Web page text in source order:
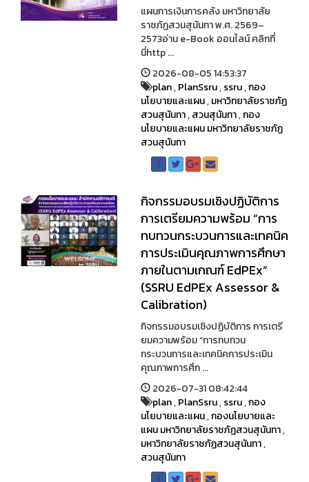
แผนการเงินการคลัง มหาวิทยาลัย
ราชภัฏสวนสุนันทา พ.ศ. 2569–
2573อ่าน e-Book ออนไลน์ คลิกที่
นี่http ...
2026-08-05 14:53:37
plan,PlanSsru,ssru,กอง
นโยบายและแผน,มหาวิทยาลัยราชภัฏ
สวนสุนันทา,สวนสุนันทา,กอง
นโยบายและแผน มหาวิทยาลัยราชภัฏ
สวนสุนันทา
กิจกรรมอบรมเชิงปฏิบัติการ
การเตรียมความพร้อม “การ
ทบทวนกระบวนการและเทคนิค
การประเมินคุณภาพการศึกษา
ภายในตามเกณฑ์ EdPEx”
(SSRU EdPEx Assessor &
Calibration)
กิจกรรมอบรมเชิงปฏิบัติการ การเตรี
ยมความพร้อม “การทบทวน
กระบวนการและเทคนิคการประเมิน
คุณภาพการศึก ...
2026-07-31 08:42:44
plan,PlanSsru,ssru,กอง
นโยบายและแผน,กองนโยบายและ
แผน มหาวิทยาลัยราชภัฏสวนสุนันทา,
มหาวิทยาลัยราชภัฏสวนสุนันทา,
สวนสุนันทา